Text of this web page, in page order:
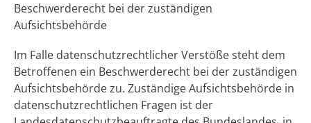
Beschwerderecht bei der zuständigen
Aufsichtsbehörde
Im Falle datenschutzrechtlicher Verstöße steht dem
Betroffenen ein Beschwerderecht bei der zuständigen
Aufsichtsbehörde zu. Zuständige Aufsichtsbehörde in
datenschutzrechtlichen Fragen ist der